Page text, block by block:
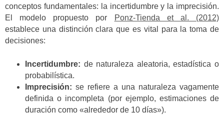
conceptos fundamentales: la incertidumbre y la imprecisión.
El modelo propuesto por
Ponz-Tienda et al. (2012)
establece una distinción clara que es vital para la toma de
decisiones:
Incertidumbre: de naturaleza aleatoria, estadística o
probabilística.
Imprecisión: se refiere a una naturaleza vagamente
definida o incompleta (por ejemplo, estimaciones de
duración como «alrededor de 10 días»).